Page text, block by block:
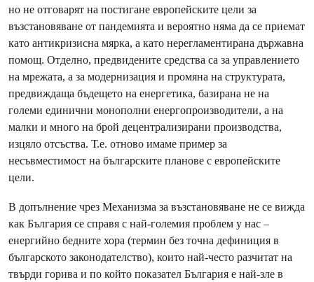
но не отговарят на постигане европейските цели за
възстановяване от пандемията и вероятно няма да се приемат
като антикризисна мярка, а като нерегламентирана държавна
помощ. Отделно, предвидените средства са за управлението
на мрежата, а за модернизация и промяна на структурата,
предвиждаща бъдещето на енергетика, базирана не на
големи единични монополни енергопроизводители, а на
малки и много на брой децентрализирани производства,
изцяло отсъства. Т.е. отново имаме пример за
несъвместимост на българските планове с европейските
цели.
В допълнение чрез Механизма за възстановяване не се вижда
как България се справя с най-големия проблем у нас –
енергийно бедните хора (термин без точна дефиниция в
българското законодателство), които най-често разчитат на
твърди горива и по който показател България е най-зле в